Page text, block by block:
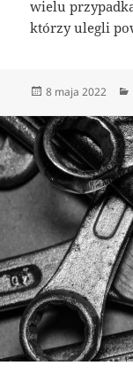
wielu
którzy ulegli
Data
8 maja 2022